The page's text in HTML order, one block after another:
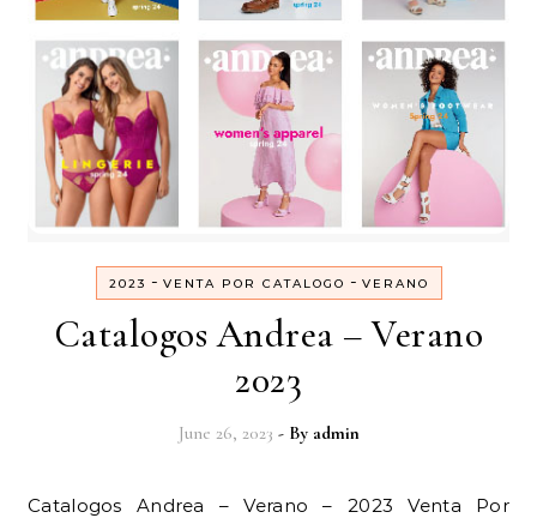
2023 - VENTA POR CATALOGO - VERANO
Catalogos Andrea – Verano
2023
June 26, 2023 - By admin
Catalogos Andrea – Verano – 2023 Venta Por